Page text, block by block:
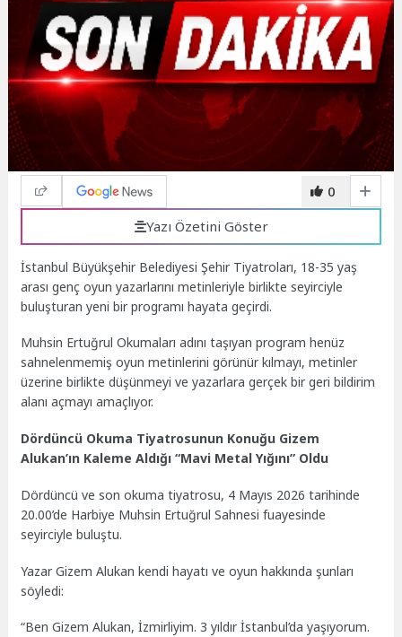
0
Yazı Özetini Göster
İstanbul Büyükşehir Belediyesi Şehir Tiyatroları, 18-35 yaş
arası genç oyun yazarlarını metinleriyle birlikte seyirciyle
buluşturan yeni bir programı hayata geçirdi.
Muhsin Ertuğrul Okumaları adını taşıyan program henüz
sahnelenmemiş oyun metinlerini görünür kılmayı, metinler
üzerine birlikte düşünmeyi ve yazarlara gerçek bir geri bildirim
alanı açmayı amaçlıyor.
Dördüncü Okuma Tiyatrosunun Konuğu Gizem
Alukan’ın Kaleme Aldığı “Mavi Metal Yığını” Oldu
Dördüncü ve son okuma tiyatrosu, 4 Mayıs 2026 tarihinde
20.00’de Harbiye Muhsin Ertuğrul Sahnesi fuayesinde
seyirciyle buluştu.
Yazar Gizem Alukan kendi hayatı ve oyun hakkında şunları
söyledi:
“Ben Gizem Alukan, İzmirliyim. 3 yıldır İstanbul’da yaşıyorum.